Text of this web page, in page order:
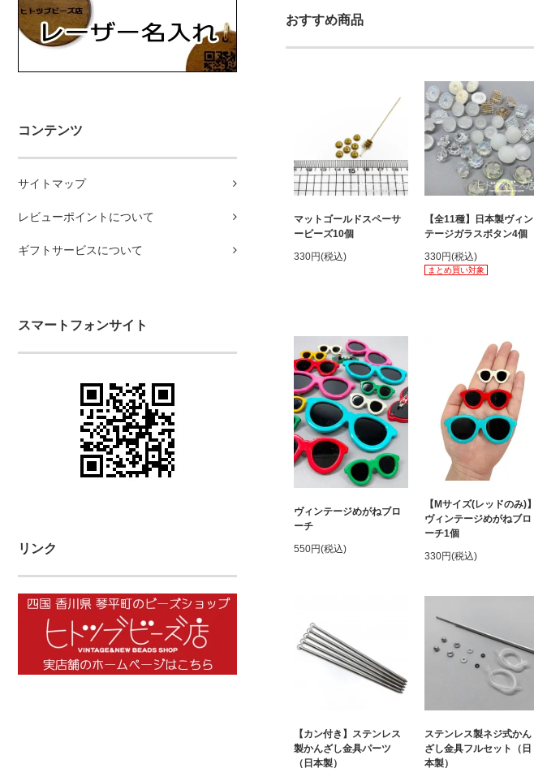
コンテンツ
サイトマップ
レビューポイントについて
ギフトサービスについて
スマートフォンサイト
リンク
おすすめ商品
マットゴールドスペーサ
ービーズ10個
330円(税込)
【全11種】日本製ヴィン
テージガラスボタン4個
330円(税込)
まとめ買い対象
ヴィンテージめがねブロ
ーチ
550円(税込)
【Mサイズ(レッドのみ)】
ヴィンテージめがねブロ
ーチ1個
330円(税込)
【カン付き】ステンレス
製かんざし金具パーツ
（日本製）
ステンレス製ネジ式かん
ざし金具フルセット（日
本製）